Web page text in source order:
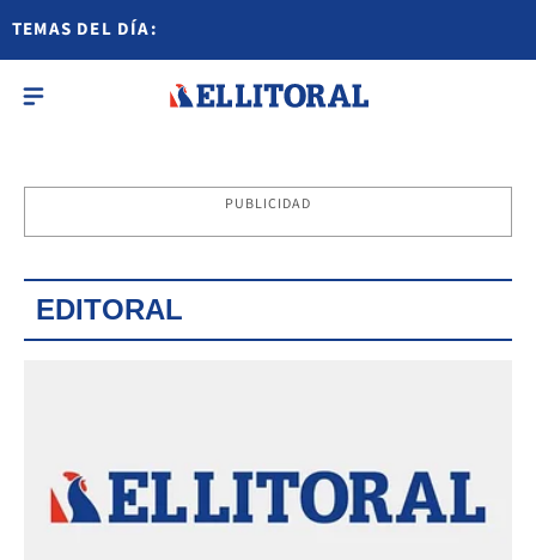
TEMAS DEL DÍA:
PUBLICIDAD
EDITORAL